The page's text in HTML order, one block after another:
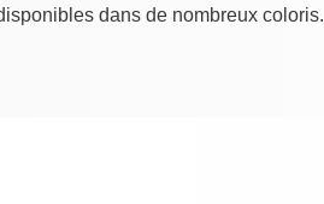
dans de nombreux coloris.